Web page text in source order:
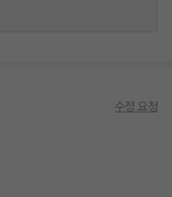
수정 요청